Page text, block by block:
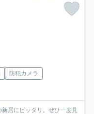
防犯カメラ
居にピッタリ。ぜひ一度見